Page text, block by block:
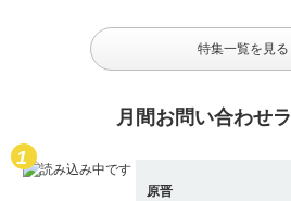
特集一覧を見る
月間お問い合わせ
原晋